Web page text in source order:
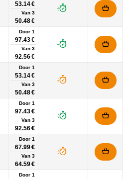
53.14 €
Van 3
50.48 €
Door 1
97.43 €
Van 3
92.56 €
Door 1
53.14 €
Van 3
50.48 €
Door 1
97.43 €
Van 3
92.56 €
Door 1
67.99 €
Van 3
64.59 €
Door 1